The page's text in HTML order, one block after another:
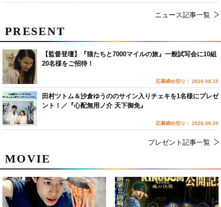
ニュース記事一覧
MOVIE
PRESENT
【監督登壇】『猫たちと7000マイルの旅』一般試写会に10組
20名様をご招待！
応募締め切り： 2026.08.15
田村ツトム＆沙倉ゆうののサイン入りチェキを1名様にプレゼ
ント！／『心配無用ノ介 天下御免』
応募締め切り： 2026.08.20
プレゼント記事一覧